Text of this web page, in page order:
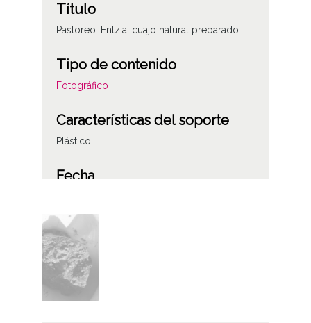
Título
Pastoreo: Entzia, cuajo natural preparado
Tipo de contenido
Fotográfico
Características del soporte
Plástico
Fecha
Lugar
Sierra de Entzia (Araba/Álava)
Licencia de las imágenes